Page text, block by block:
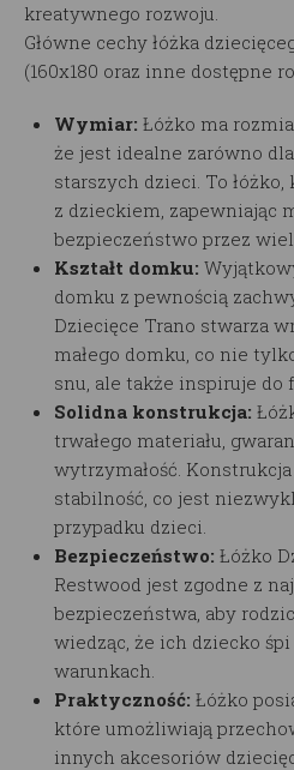
kreatywnego rozwoju.
Główne cechy łóżka
(160x180 oraz inne dostępne
Wymiar: Łóżko ma
że jest idealne zarówno
starszych dzieci. To
z dzieckiem, zapewniając
bezpieczeństwo przez
Kształt domku:
domku z pewnością
Dziecięce Trano stwarza
małego domku, co nie
snu, ale także inspiruje do
Solidna konstrukcja:
trwałego materiału,
wytrzymałość.
stabilność, co jest
przypadku dzieci.
Bezpieczeństwo: Łóżko
Restwood jest zgodne z
bezpieczeństwa, aby
wiedząc, że ich dziecko
warunkach.
Praktyczność: Łóżko
które umożliwiają
innych akcesoriów